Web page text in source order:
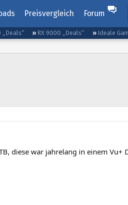
Preisvergleich Forum
„Deals“ RX 9000 „Deals“ Ideale
diese war jahrelang in einem Vu+